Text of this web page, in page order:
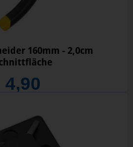
160mm - 2,0cm
4,90